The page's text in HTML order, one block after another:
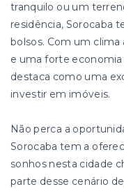
tranquilo ou um
residência, Sorocaba
bolsos. Com um clima
e uma forte
destaca como uma
investir em imóveis.
Não perca a
Sorocaba tem a
sonhos nesta cidade
parte desse cenário